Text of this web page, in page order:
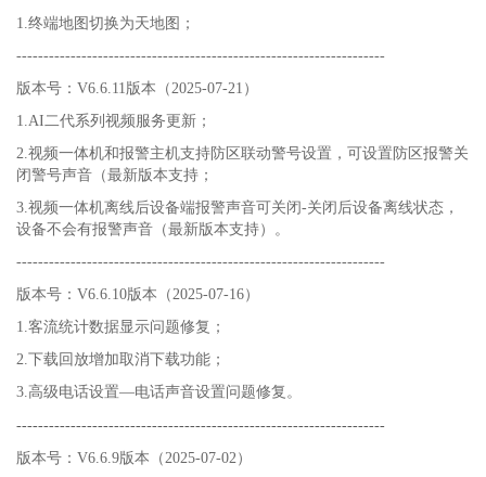
1.终端地图切换为天地图；
--------------------------------------------------------------------
版本号：V6.6.11版本（2025-07-21）
1.AI二代系列视频服务更新；
2.视频一体机和报警主机支持防区联动警号设置，可设置防区报警关
闭警号声音（最新版本支持；
3.视频一体机离线后设备端报警声音可关闭-关闭后设备离线状态，
设备不会有报警声音（最新版本支持）。
--------------------------------------------------------------------
版本号：V6.6.10版本（2025-07-16）
1.客流统计数据显示问题修复；
2.下载回放增加取消下载功能；
3.高级电话设置—电话声音设置问题修复。
--------------------------------------------------------------------
版本号：V6.6.9版本（2025-07-02）